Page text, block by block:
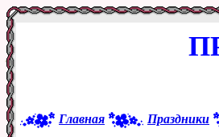
Главная Праздники